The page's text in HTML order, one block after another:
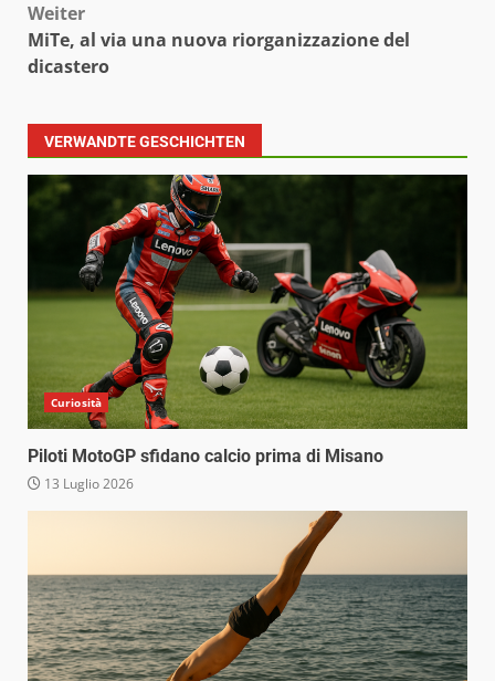
Weiter
MiTe, al via una nuova riorganizzazione del
dicastero
VERWANDTE GESCHICHTEN
Curiosità
Piloti MotoGP sfidano calcio prima di Misano
13 Luglio 2026